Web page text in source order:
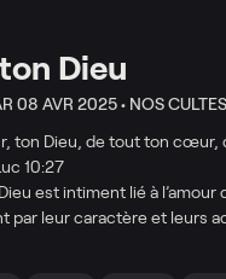
Dieu
08 AVR 2025 • NOS CULTES
ton Dieu, de tout ton
10:27
est intiment lié à
leur caractère et leurs